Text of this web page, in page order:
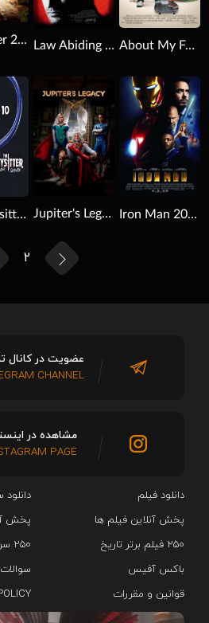
About My Father 2023
Law Abiding Citizen 2009
Zookeeper 2011
Download
Iron Man 2008
Jupiter's Legacy 2021
The Babysitter: Killer Queen 2020
2
دانلود فیلم
دانلود
پخش آنلاین فیلم ها
پخش
۲۵۰ فیلم برتر تاریخ
۲۵۰ سریال برتر تاریخ
باکس آفیس
قوانین و مقررات
عضویت در کانال
CHANNEL
مشاهده در
PAGE